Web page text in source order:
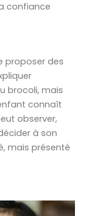
confiance
proposer des
brocoli, mais
connaît
observer,
à son
mais présenté